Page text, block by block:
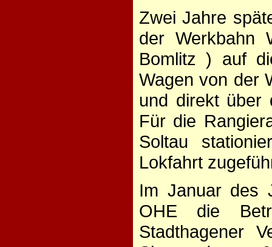
Zwei Jahre
der Werkbahn
Bomlitz ) auf
Wagen von der
und direkt über
Für die
Soltau
Lokfahrt
Im Januar des
OHE die
Stadthagener